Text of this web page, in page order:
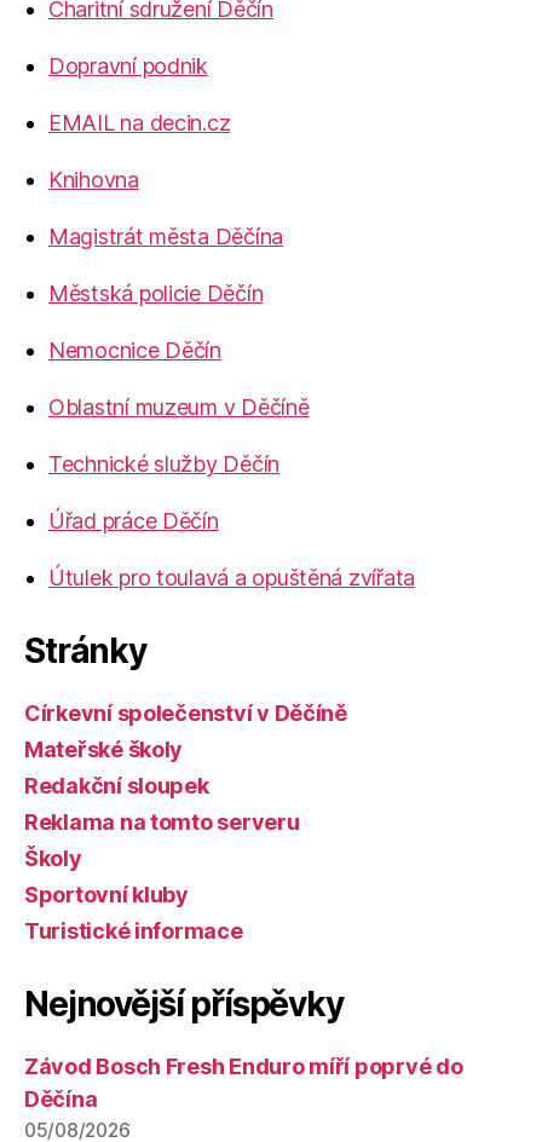
Charitní sdružení Děčín
Dopravní podnik
EMAIL na decin.cz
Knihovna
Magistrát města Děčína
Městská policie Děčín
Nemocnice Děčín
Oblastní muzeum v Děčíně
Technické služby Děčín
Úřad práce Děčín
Útulek pro toulavá a opuštěná zvířata
Stránky
Církevní společenství v Děčíně
Mateřské školy
Redakční sloupek
Reklama na tomto serveru
Školy
Sportovní kluby
Turistické informace
Nejnovější příspěvky
Závod Bosch Fresh Enduro míří poprvé do
Děčína
05/08/2026